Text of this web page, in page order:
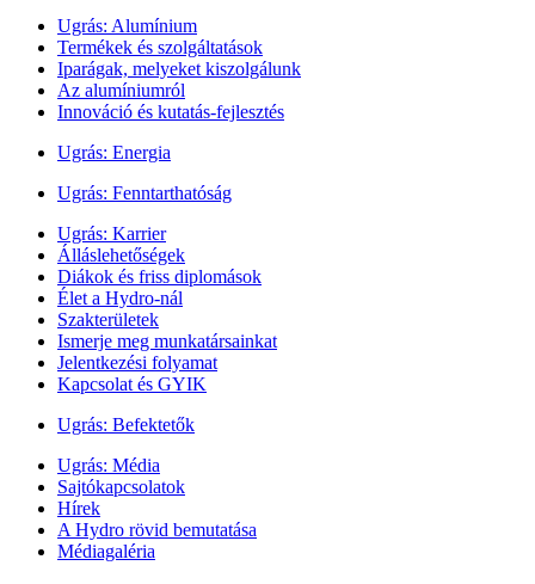
Ugrás: Alumínium
Termékek és szolgáltatások
Iparágak, melyeket kiszolgálunk
Az alumíniumról
Innováció és kutatás-fejlesztés
Ugrás: Energia
Ugrás: Fenntarthatóság
Ugrás: Karrier
Álláslehetőségek
Diákok és friss diplomások
Élet a Hydro-nál
Szakterületek
Ismerje meg munkatársainkat
Jelentkezési folyamat
Kapcsolat és GYIK
Ugrás: Befektetők
Ugrás: Média
Sajtókapcsolatok
Hírek
A Hydro rövid bemutatása
Médiagaléria